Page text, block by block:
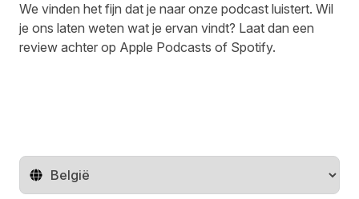
We vinden het fijn dat je naar onze podcast luistert. Wil
je ons laten weten wat je ervan vindt? Laat dan een
review achter op Apple Podcasts of Spotify.
Regio wijzigen